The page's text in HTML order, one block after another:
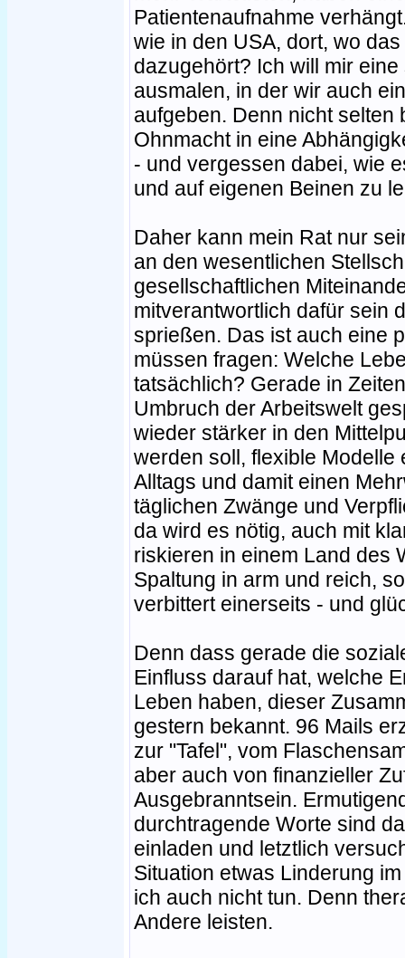
Patientenaufnahme
wie in den USA, dort, wo
dazugehört? Ich will mir
ausmalen, in der wir auch
aufgeben. Denn nicht selten
Ohnmacht in eine
- und vergessen dabei, wie
und auf eigenen Beinen zu
Daher kann mein Rat nur
an den wesentlichen
gesellschaftlichen
mitverantwortlich dafür sein
sprießen. Das ist auch eine
müssen fragen: Welche
tatsächlich? Gerade in
Umbruch der Arbeitswelt
wieder stärker in den
werden soll, flexible
Alltags und damit einen
täglichen Zwänge und
da wird es nötig, auch mit
riskieren in einem Land des
Spaltung in arm und reich,
verbittert einerseits - und
Denn dass gerade die
Einfluss darauf hat, welche
Leben haben, dieser
gestern bekannt. 96 Mails
zur "Tafel", vom
aber auch von finanzieller
Ausgebranntsein.
durchtragende Worte sind
einladen und letztlich
Situation etwas Linderung
ich auch nicht tun. Denn
Andere leisten.